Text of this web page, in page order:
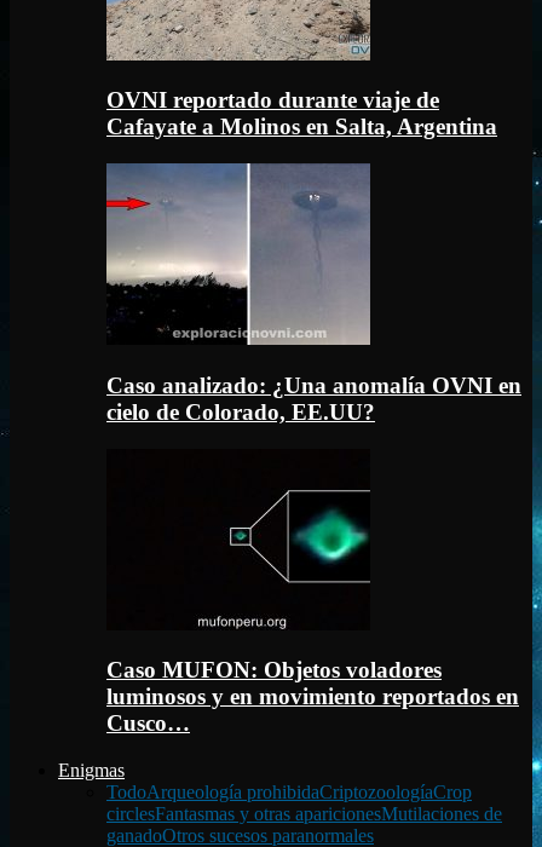
OVNI reportado durante viaje de
Cafayate a Molinos en Salta, Argentina
Caso analizado: ¿Una anomalía OVNI en
cielo de Colorado, EE.UU?
Caso MUFON: Objetos voladores
luminosos y en movimiento reportados en
Cusco…
Enigmas
TodoArqueología prohibidaCriptozoologíaCrop
circlesFantasmas y otras aparicionesMutilaciones de
ganadoOtros sucesos paranormales